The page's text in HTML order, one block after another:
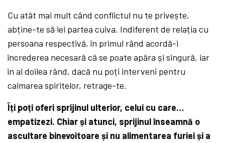
Cu atât mai mult când conflictul nu te privește,
abține-te să iei partea cuiva. Indiferent de relația cu
persoana respectivă, în primul rând acordă-i
încrederea necesară că se poate apăra și singură, iar
în al doilea rând, dacă nu poți interveni pentru
calmarea spiritelor, retrage-te.
Îți poți oferi sprijinul ulterior, celui cu care…
empatizezi. Chiar și atunci, sprijinul înseamnă o
ascultare binevoitoare și nu alimentarea furiei și a